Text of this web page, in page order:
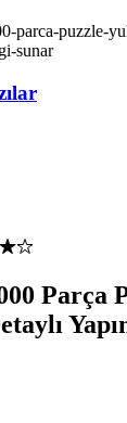
parca-puzzle-
sunar
Parça